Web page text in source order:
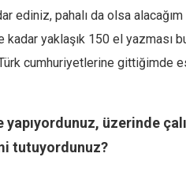
ediniz, pahalı da olsa
kadar yaklaşık 150 el yazması
cumhuriyetlerine gittiğimde
yapıyordunuz, üzerinde
tutuyordunuz?